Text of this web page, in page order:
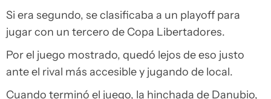
Si era segundo, se clasificaba a un playoff para
jugar con un tercero de Copa Libertadores.
Por el juego mostrado, quedó lejos de eso justo
ante el rival más accesible y jugando de local.
Cuando terminó el juego, la hinchada de Danubio,